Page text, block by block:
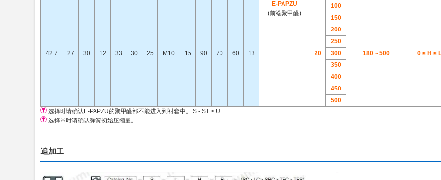
E-PAPZU
(前端聚甲醛)
42.7 27 30 12 33 30 25 M10 15 90 70 60 13 20
100
180 ~ 500 0 ≤ H ≤
150
200
250
300
350
400
450
500
选择时请确认E-PAPZU的聚甲醛部不能进入到衬套中。 S - ST > U
选择※时请确认弹簧初始压缩量。
追加工